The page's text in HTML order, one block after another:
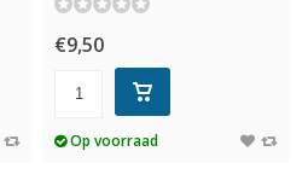
€9,50
Op voorraad